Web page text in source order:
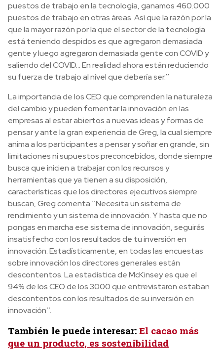
puestos de trabajo en la tecnología, ganamos 460.000
puestos de trabajo en otras áreas. Así que la razón por la
que la mayor razón por la que el sector de la tecnología
está teniendo despidos es que agregaron demasiada
gente y luego agregaron demasiada gente con COVID y
saliendo del COVID… En realidad ahora están reduciendo
su fuerza de trabajo al nivel que debería ser.’’
La importancia de los CEO que comprenden la naturaleza
del cambio y pueden fomentar la innovación en las
empresas al estar abiertos a nuevas ideas y formas de
pensar y ante la gran experiencia de Greg, la cual siempre
anima a los participantes a pensar y soñar en grande, sin
limitaciones ni supuestos preconcebidos, donde siempre
busca que inicien a trabajar con los recursos y
herramientas que ya tienen a su disposición,
características que los directores ejecutivos siempre
buscan, Greg comenta ‘’Necesita un sistema de
rendimiento y un sistema de innovación. Y hasta que no
pongas en marcha ese sistema de innovación, seguirás
insatisfecho con los resultados de tu inversión en
innovación. Estadísticamente, en todas las encuestas
sobre innovación los directores generales están
descontentos. La estadística de McKinsey es que el
94% de los CEO de los 3000 que entrevistaron estaban
descontentos con los resultados de su inversión en
innovación’’.
También le puede interesar: El cacao más
que un producto, es sostenibilidad